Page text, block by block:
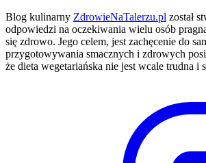
Blog kulinarny ZdrowieNaTalerzu.pl został
odpowiedzi na oczekiwania wielu osób
się zdrowo. Jego celem, jest zachęcenie do
przygotowywania smacznych i zdrowych
że dieta wegetariańska nie jest wcale trudna i